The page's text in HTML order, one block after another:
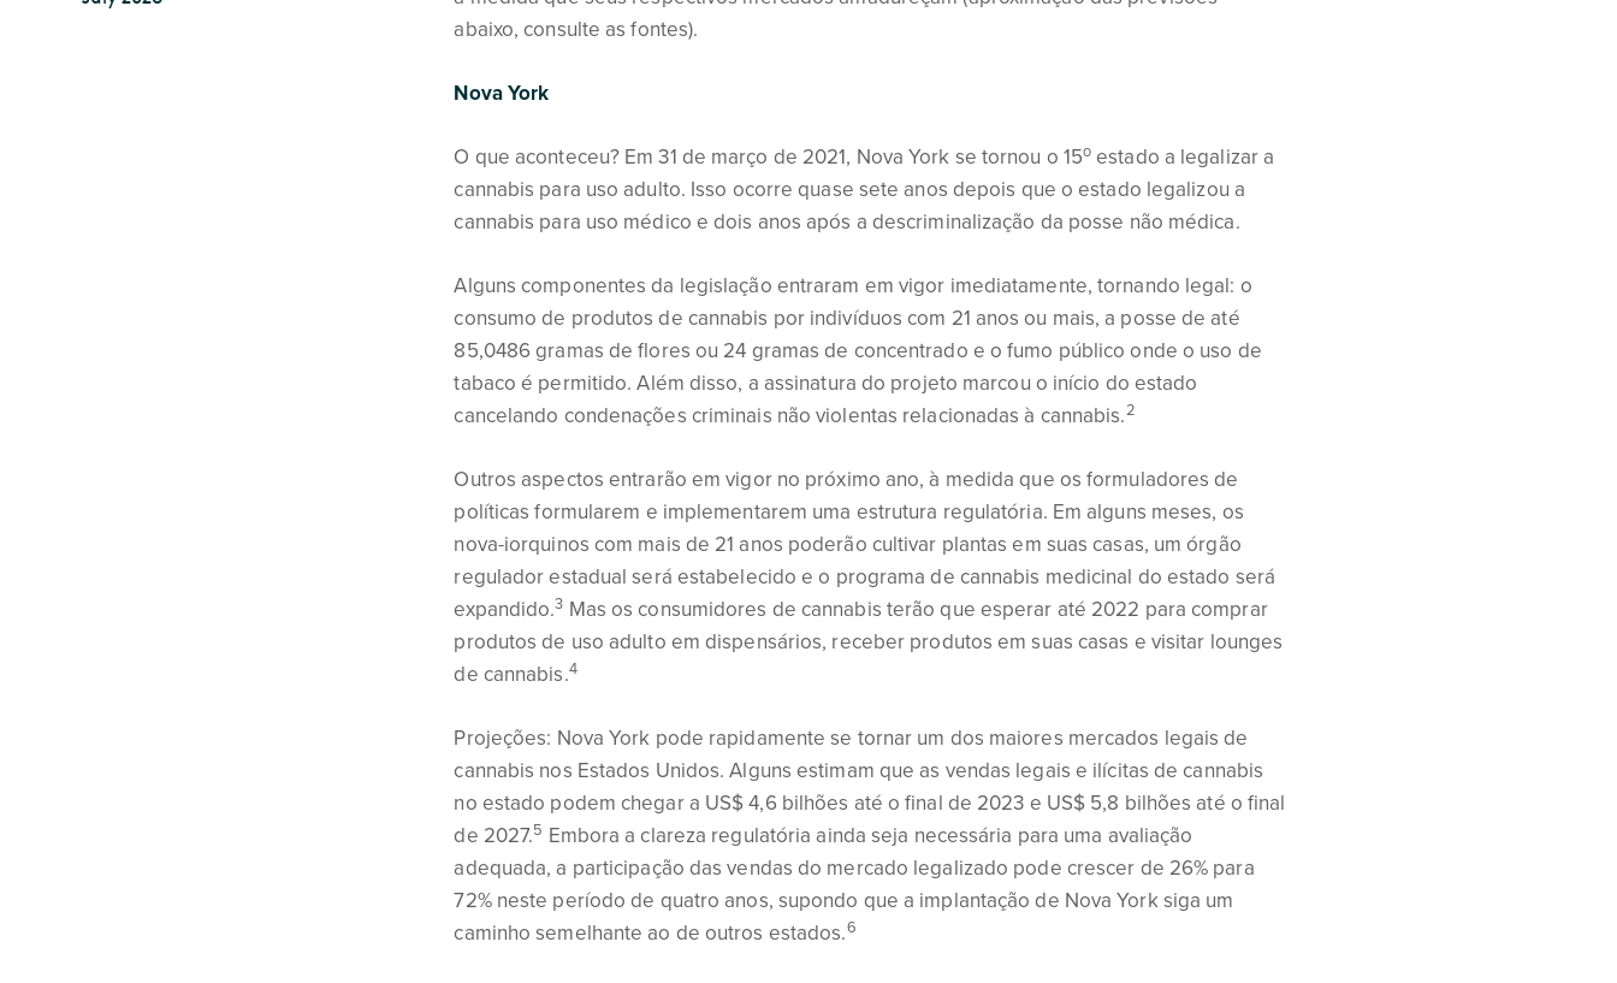
abaixo, consulte as fontes).
Nova York
O que aconteceu? Em 31 de março de 2021, Nova York se tornou o 15o estado a legalizar a
cannabis para uso adulto. Isso ocorre quase sete anos depois que o estado legalizou a
cannabis para uso médico e dois anos após a descriminalização da posse não médica.
Alguns componentes da legislação entraram em vigor imediatamente, tornando legal: o
consumo de produtos de cannabis por indivíduos com 21 anos ou mais, a posse de até
85,0486 gramas de flores ou 24 gramas de concentrado e o fumo público onde o uso de
tabaco é permitido. Além disso, a assinatura do projeto marcou o início do estado
cancelando condenações criminais não violentas relacionadas à cannabis.2
Outros aspectos entrarão em vigor no próximo ano, à medida que os formuladores de
políticas formularem e implementarem uma estrutura regulatória. Em alguns meses, os
nova-iorquinos com mais de 21 anos poderão cultivar plantas em suas casas, um órgão
regulador estadual será estabelecido e o programa de cannabis medicinal do estado será
expandido.3 Mas os consumidores de cannabis terão que esperar até 2022 para comprar
produtos de uso adulto em dispensários, receber produtos em suas casas e visitar lounges
de cannabis.4
Projeções: Nova York pode rapidamente se tornar um dos maiores mercados legais de
cannabis nos Estados Unidos. Alguns estimam que as vendas legais e ilícitas de cannabis
no estado podem chegar a US$ 4,6 bilhões até o final de 2023 e US$ 5,8 bilhões até o final
de 2027.5 Embora a clareza regulatória ainda seja necessária para uma avaliação
adequada, a participação das vendas do mercado legalizado pode crescer de 26% para
72% neste período de quatro anos, supondo que a implantação de Nova York siga um
caminho semelhante ao de outros estados.6